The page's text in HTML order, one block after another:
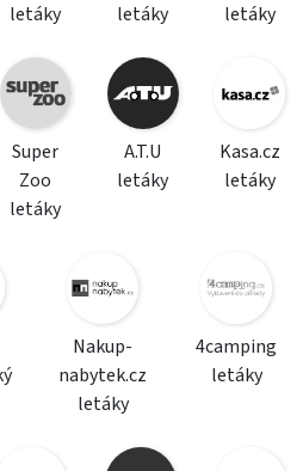
letáky
letáky
letáky
Super
Zoo
letáky
A.T.U
letáky
Kasa.cz
letáky
Nakup-
nabytek.cz
letáky
4camping
letáky